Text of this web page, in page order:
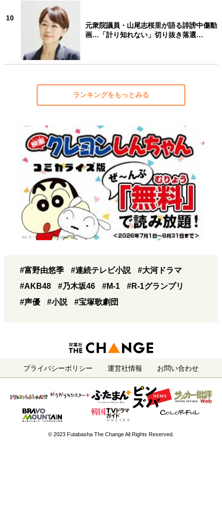
10
元衆院議員・山尾志桜里が語る誹謗中傷動
画…「計り知れない」切り抜き落選…
ランキングをもっとみる
#富野由悠季 #連続テレビ小説
#大河ドラマ
#AKB48
#乃木坂46 #M-1
#R-1グランプリ
#声優
#小説 #宝塚歌劇団
プライバシーポリシー 運営社情報 お問い合わせ
© 2023 Futabasha The Change All Rights Reserved.